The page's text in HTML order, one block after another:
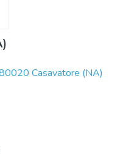
Casavatore (NA)